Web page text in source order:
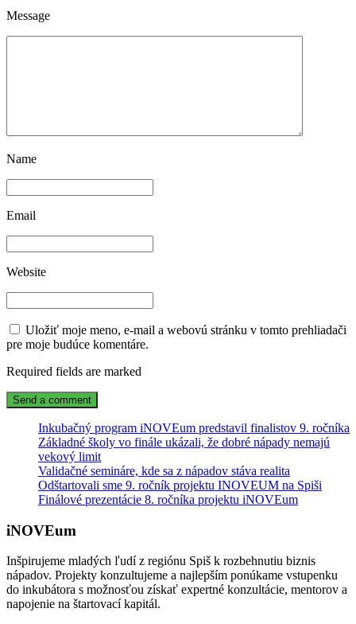
Message
Name
Email
Website
Uložiť moje meno, e-mail a webovú stránku v tomto prehliadači
pre moje budúce komentáre.
Required fields are marked
Inkubačný program iNOVEum predstavil finalistov 9. ročníka
Základné školy vo finále ukázali, že dobré nápady nemajú
vekový limit
Validačné semináre, kde sa z nápadov stáva realita
Odštartovali sme 9. ročník projektu INOVEUM na Spiši
Finálové prezentácie 8. ročníka projektu iNOVEum
iNOVEum
Inšpirujeme mladých ľudí z regiónu Spiš k rozbehnutiu biznis
nápadov. Projekty konzultujeme a najlepším ponúkame vstupenku
do inkubátora s možnosťou získať expertné konzultácie, mentorov a
napojenie na štartovací kapitál.